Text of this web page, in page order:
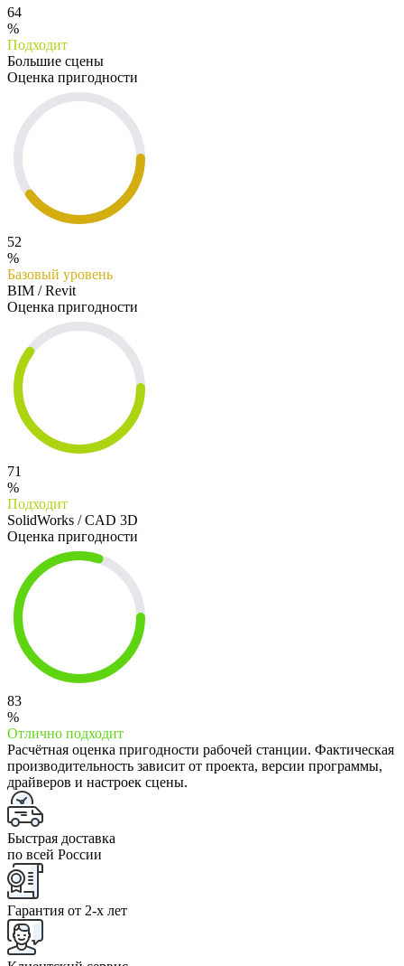
64
%
Подходит
Большие сцены
Оценка пригодности
52
%
Базовый уровень
BIM / Revit
Оценка пригодности
71
%
Подходит
SolidWorks / CAD 3D
Оценка пригодности
83
%
Отлично подходит
Расчётная оценка пригодности рабочей станции. Фактическая
производительность зависит от проекта, версии программы,
драйверов и настроек сцены.
Быстрая доставка
по всей России
Гарантия от 2-x лет